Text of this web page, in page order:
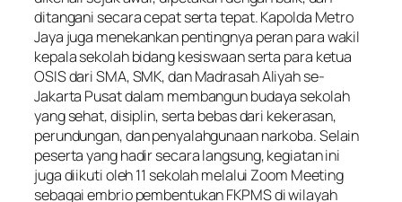
ditangani secara cepat serta tepat. Kapolda Metro
Jaya juga menekankan pentingnya peran para wakil
kepala sekolah bidang kesiswaan serta para ketua
OSIS dari SMA, SMK, dan Madrasah Aliyah se-
Jakarta Pusat dalam membangun budaya sekolah
yang sehat, disiplin, serta bebas dari kekerasan,
perundungan, dan penyalahgunaan narkoba. Selain
peserta yang hadir secara langsung, kegiatan ini
juga diikuti oleh 11 sekolah melalui Zoom Meeting
sebagai embrio pembentukan FKPMS di wilayah